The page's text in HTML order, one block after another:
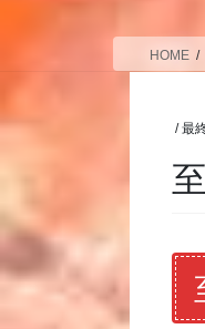
HOME
/ 最